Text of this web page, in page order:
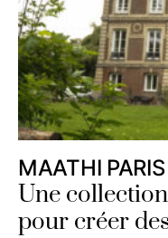
MAATHI
Une
pour créer